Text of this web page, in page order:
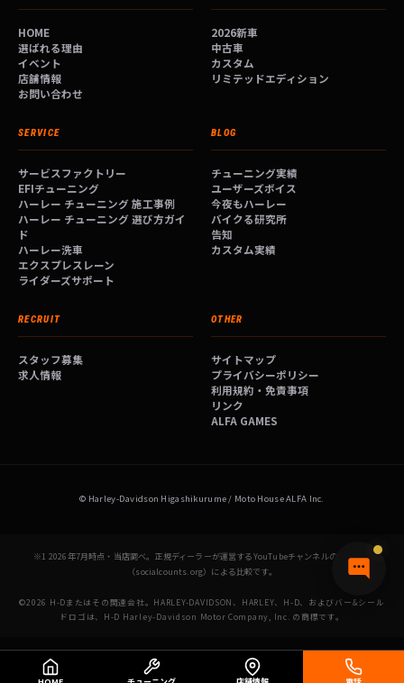
HOME
選ばれる理由
イベント
店舗情報
お問い合わせ
2026新車
中古車
カスタム
リミテッドエディション
SERVICE
サービスファクトリー
EFIチューニング
ハーレー チューニング 施工事例
ハーレー チューニング 選び方ガイ
ド
ハーレー洗車
エクスプレスレーン
ライダーズサポート
BLOG
チューニング実績
ユーザーズボイス
今夜もハーレー
バイクる研究所
告知
カスタム実績
RECRUIT
スタッフ募集
求人情報
OTHER
サイトマップ
プライバシーポリシー
利用規約・免責事項
リンク
ALFA GAMES
© Harley-Davidson Higashikurume / Moto House ALFA Inc.
※1 2026年7月時点・当店調べ。正規ディーラーが運営するYouTubeチャンネルの登録者数
（socialcounts.org）による比較です。
©2026 H-Dまたはその関連会社。HARLEY-DAVIDSON、HARLEY、H-D、およびバー&シール
ドロゴは、H-D Harley-Davidson Motor Company, Inc. の商標です。